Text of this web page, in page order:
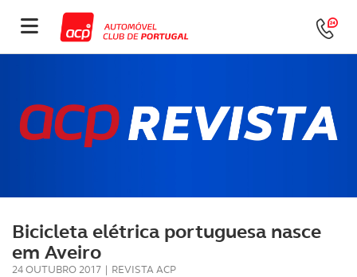
Bicicleta elétrica portuguesa nasce
em Aveiro
24 OUTUBRO 2017 | REVISTA ACP